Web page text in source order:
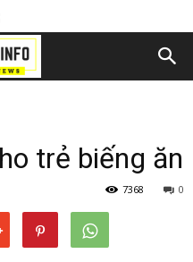
trẻ biếng ăn
0
7368